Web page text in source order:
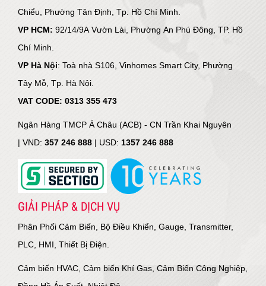
Chiểu, Phường Tân Định, Tp. Hồ Chí Minh.
VP HCM: 92/14/9A Vườn Lài, Phường An Phú Đông, TP. Hồ
Chí Minh.
VP Hà Nội: Toà nhà S106, Vinhomes Smart City, Phường
Tây Mỗ, Tp. Hà Nội.
VAT CODE: 0313 355 473
Ngân Hàng TMCP Á Châu (ACB) - CN Trần Khai Nguyên
| VND: 357 246 888 | USD: 1357 246 888
GIẢI PHÁP & DỊCH VỤ
Phân Phối Cảm Biến, Bộ Điều Khiển, Gauge, Transmitter,
PLC, HMI, Thiết Bị Điện.
Cảm biến HVAC, Cảm biến Khí Gas, Cảm Biến Công Nghiệp,